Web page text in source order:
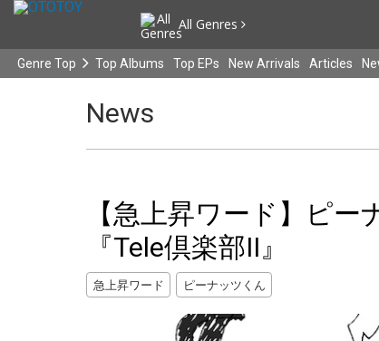
All Genres
Genre Top Top Albums Top EPs New Arrivals Articles
News
【急上昇ワード】ピ
『Tele倶楽部II』
急上昇ワード ピーナッツくん